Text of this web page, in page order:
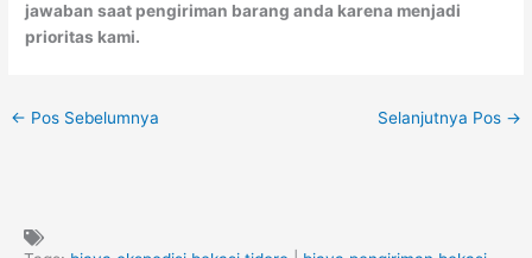
jawaban saat pengiriman barang anda karena menjadi
prioritas kami.
← Pos Sebelumnya Selanjutnya Pos →